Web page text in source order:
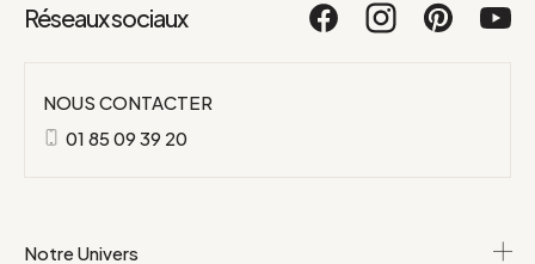
Réseaux sociaux
NOUS CONTACTER
01 85 09 39 20
Notre Univers